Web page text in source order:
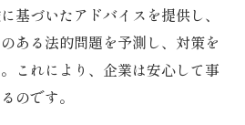
基づいたアドバイスを提供し、
ある法的問題を予測し、対策を
これにより、企業は安心して事
のです。